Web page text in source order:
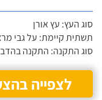
סוג העץ: עץ אורן
תשתית קיימת: על גבי
סוג התקנה: התקנה
לצפייה